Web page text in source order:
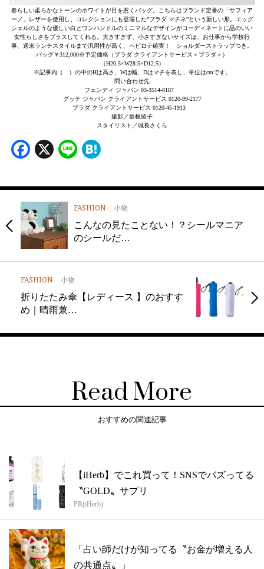
春らしい柔らかなトーンのホワイトが目を惹くバッグ。こちらはブランド定番の「サフィア
ーノ」レザーを使用し、コレクションにも登場した”プラダ マチネ”という新しい形。エッグ
シェルのような優しい白とワンハンドルのミニマルなデザインがコーディネートに品のいい
女性らしさをプラスしてくれる。大きすぎず、小さすぎないサイズは、お仕事から学校行
事、週末ランチスタイルまで汎用性が高く、ヘビロテ確実！ ショルダーストラップつき。
バッグ￥312,000※予定価格（プラダ クライアントサービス＜プラダ＞）
（H20.5×W28.5×D12.5）
※記事内（ ）の中のHは高さ、Wは幅、Dはマチを表し、単位はcmです。
問い合わせ先
フェンディ ジャパン 03-3514-6187
グッチ ジャパン クライアントサービス 0120-99-2177
プラダ クライアントサービス 0120-45-1913
撮影／坂根綾子
スタイリスト／城長さくら
Facebook
X Line
FASHION 小物
こんなの見たことない！？シールマニア
のシールだ…
FASHION 小物
折りたたみ傘【レディース 】のおすす
め｜晴雨兼…
Read More
おすすめの関連記事
【iHerb】でこれ買って！SNSでバズってる
〝GOLD〟サプリ
PR(iHerb)
「占い師だけが知ってる〝お金が増える人
の共通点〟」